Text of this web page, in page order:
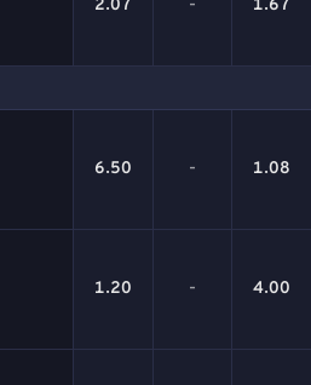
2.07 - 1.67
6.50 - 1.08
1.20 - 4.00